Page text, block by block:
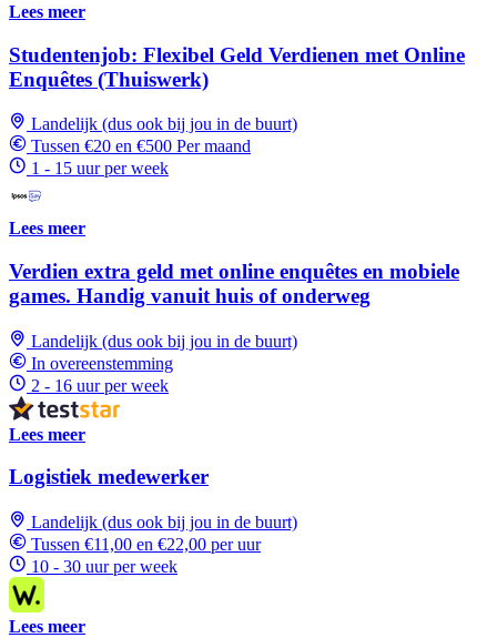
Lees meer
Studentenjob: Flexibel Geld Verdienen met Online
Enquêtes (Thuiswerk)
Landelijk (dus ook bij jou in de buurt)
Tussen €20 en €500 Per maand
1 - 15 uur per week
Lees meer
Verdien extra geld met online enquêtes en mobiele
games. Handig vanuit huis of onderweg
Landelijk (dus ook bij jou in de buurt)
In overeenstemming
2 - 16 uur per week
Lees meer
Logistiek medewerker
Landelijk (dus ook bij jou in de buurt)
Tussen €11,00 en €22,00 per uur
10 - 30 uur per week
Lees meer